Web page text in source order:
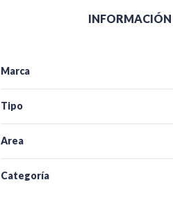
Marca
Tipo
Area
Categoría